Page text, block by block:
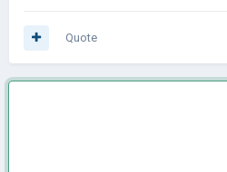
Quote